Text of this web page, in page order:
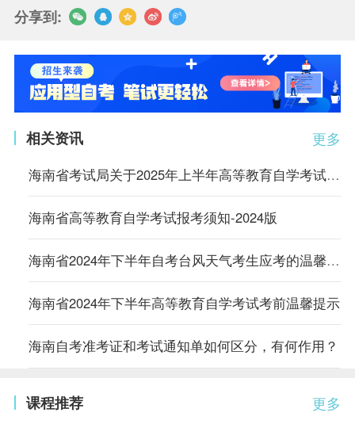
分享到:
更多
相关资讯
海南省考试局关于2025年上半年高等教育自学考试转考的公告
海南省高等教育自学考试报考须知-2024版
海南省2024年下半年自考台风天气考生应考的温馨提示
海南省2024年下半年高等教育自学考试考前温馨提示
海南自考准考证和考试通知单如何区分，有何作用？
更多
课程推荐